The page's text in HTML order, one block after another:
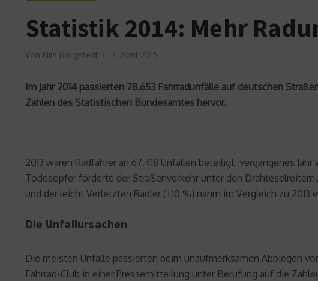
Statistik 2014: Mehr
Von Nils Borgstedt 17. April 2015
Im Jahr 2014 passierten 78.653 Fahrradunfälle auf deutschen
Zahlen des Statistischen Bundesamtes hervor.
2013 waren Radfahrer an 67.418 Unfällen beteiligt, vergangenes
Todesopfer forderte der Straßenverkehr unter den
und der leicht Verletzten Radler (+10 %) nahm im Vergleich zu 2013
Die Unfallursachen
Die meisten Unfälle passierten beim unaufmerksamen Abbiegen
Fahrrad-Club in einer Pressemitteilung unter Berufung auf die